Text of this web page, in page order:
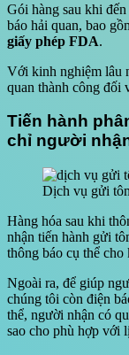
Gói hàng sau khi
báo hải quan, bao
giấy phép FDA.
Với kinh nghiệm lâu
quan thành công đối
Tiến hành
chỉ người
Dịch vụ gửi
Hàng hóa sau khi
nhận tiến hành gửi
thông báo cụ thể
Ngoài ra, để giúp
chúng tôi còn điện
thể, người nhận có
sao cho phù hợp với